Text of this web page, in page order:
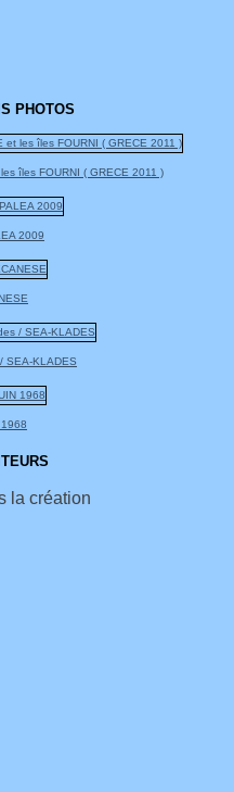
PHOTOS
îles FOURNI ( GRECE 2011 )
2009
SEA-KLADES
la création